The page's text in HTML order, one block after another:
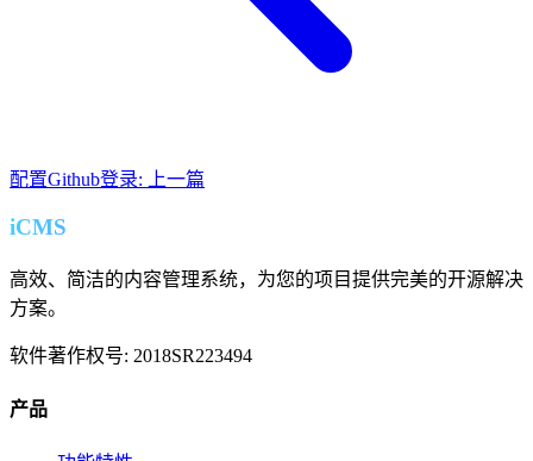
配置Github登录: 上一篇
iCMS
高效、简洁的内容管理系统，为您的项目提供完美的开源解决
方案。
软件著作权号: 2018SR223494
产品